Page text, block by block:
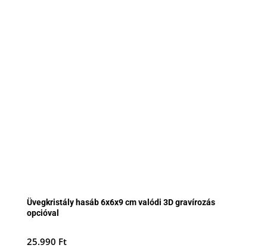
Üvegkristály hasáb 6x6x9 cm valódi 3D gravírozás
opcióval
25.990 Ft